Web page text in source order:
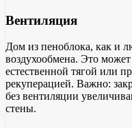
Вентиляция
Дом из пеноблока, как и
воздухообмена. Это
естественной тягой или
рекуперацией. Важно:
без вентиляции
стены.